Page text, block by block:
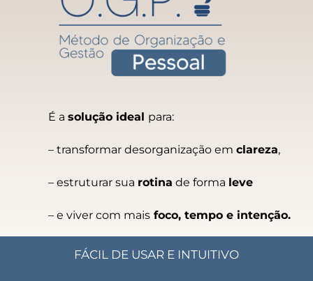
É a solução ideal para:
– transformar desorganização em clareza,
– estruturar sua rotina de forma leve
– e viver com mais foco, tempo e intenção.
FÁCIL DE USAR E INTUITIVO